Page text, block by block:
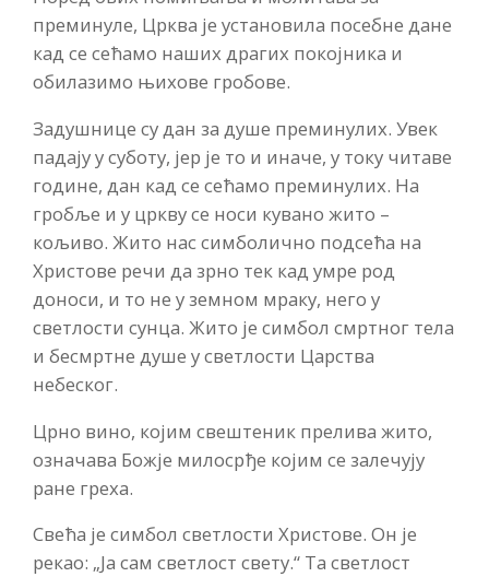
преминуле, Црква је установила посебне дане
кад се сећамо наших драгих покојника и
обилазимо њихове гробове.
Задушнице су дан за душе преминулих. Увек
падају у суботу, јер је то и иначе, у току читаве
године, дан кад се сећамо преминулих. На
гробље и у цркву се носи кувано жито –
кољиво. Жито нас симболично подсећа на
Христове речи да зрно тек кад умре род
доноси, и то не у земном мраку, него у
светлости сунца. Жито је симбол смртног тела
и бесмртне душе у светлости Царства
небеског.
Црно вино, којим свештеник прелива жито,
означава Божје милосрђе којим се залечују
ране греха.
Свећа је симбол светлости Христове. Он је
рекао: „Ја сам светлост свету.“ Та светлост